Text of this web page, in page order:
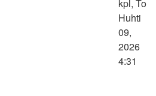
kpl, To
Huhti
09,
2026
4:31